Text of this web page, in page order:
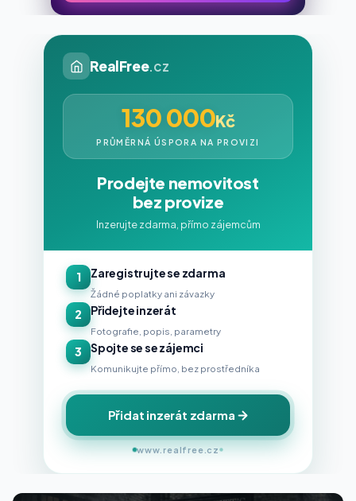
RealFree.cz
130 000Kč
PRŮMĚRNÁ ÚSPORA NA PROVIZI
Prodejte nemovitost
bez provize
Inzerujte zdarma, přímo zájemcům
1 Zaregistrujte se zdarma
Žádné poplatky ani závazky
2 Přidejte inzerát
Fotografie, popis, parametry
3 Spojte se se zájemci
Komunikujte přímo, bez prostředníka
Přidat inzerát zdarma
www.realfree.cz